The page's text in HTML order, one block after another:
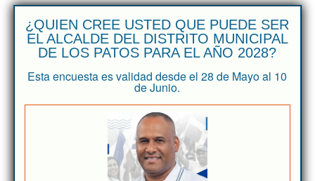
¿QUIEN CREE USTED QUE PUEDE SER
EL ALCALDE DEL DISTRITO MUNICIPAL
DE LOS PATOS PARA EL AÑO 2028?
Esta encuesta es validad desde el 28 de Mayo al 10
de Junio.